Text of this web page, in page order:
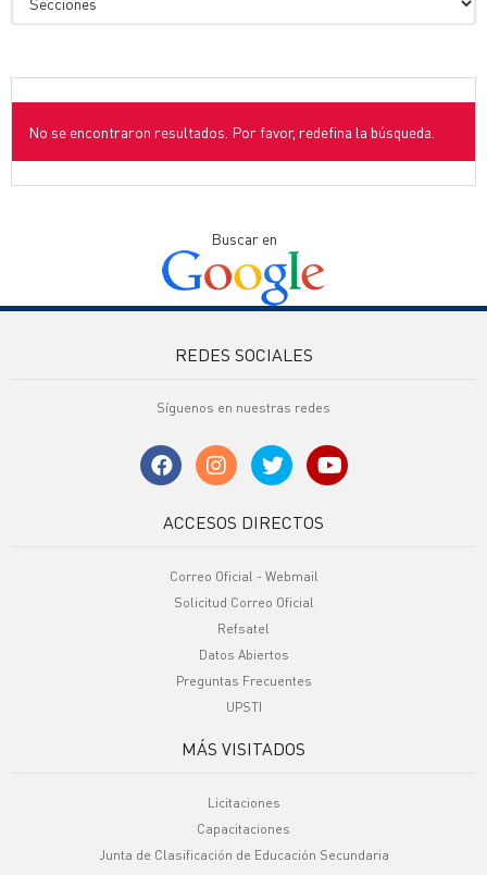
No se encontraron resultados. Por favor, redefina la búsqueda.
Buscar en
REDES SOCIALES
Síguenos en nuestras redes
ACCESOS DIRECTOS
Correo Oficial - Webmail
Solicitud Correo Oficial
Refsatel
Datos Abiertos
Preguntas Frecuentes
UPSTI
MÁS VISITADOS
Licitaciones
Capacitaciones
Junta de Clasificación de Educación Secundaria